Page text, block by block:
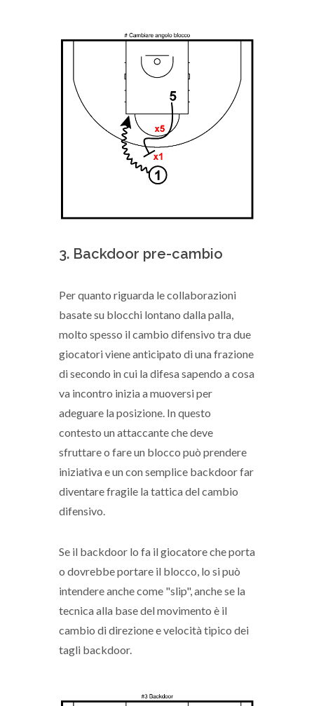
3. Backdoor pre-cambio
Per quanto riguarda le collaborazioni
basate su blocchi lontano dalla palla,
molto spesso il cambio difensivo tra due
giocatori viene anticipato di una frazione
di secondo in cui la difesa sapendo a cosa
va incontro inizia a muoversi per
adeguare la posizione. In questo
contesto un attaccante che deve
sfruttare o fare un blocco può prendere
iniziativa e un con semplice backdoor far
diventare fragile la tattica del cambio
difensivo.
Se il backdoor lo fa il giocatore che porta
o dovrebbe portare il blocco, lo si può
intendere anche come "slip", anche se la
tecnica alla base del movimento è il
cambio di direzione e velocità tipico dei
tagli backdoor.